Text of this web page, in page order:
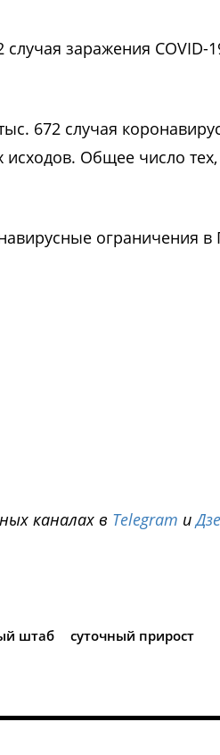
заражения COVID-
672 случая
Общее число
ограничения
каналах в Telegram и
штаб суточный прирост